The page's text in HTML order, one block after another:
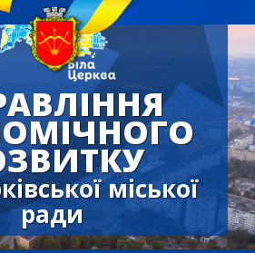
міської
ради